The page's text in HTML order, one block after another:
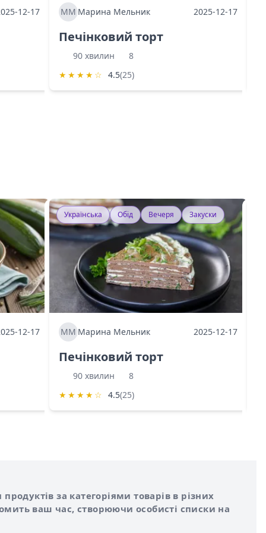
12-17 МММарина Мельник 2025-12-17
Печінковий торт
90 хвилин
8
★ ★ ★ ★ ☆ 4.5(25)
12-17
Українська Обід Вечеря Закуски
МММарина Мельник 2025-12-17
Печінковий торт
90 хвилин
8
★ ★ ★ ★ ☆ 4.5(25)
за категоріями товарів в різних
ваш час, створюючи особисті списки на